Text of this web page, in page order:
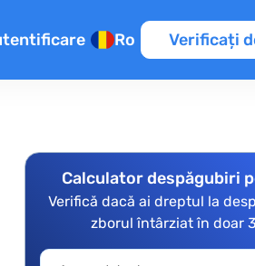
Ro Verificați
Calculator despăgubiri
Verifică dacă ai dreptul la
zborul întârziat în doar